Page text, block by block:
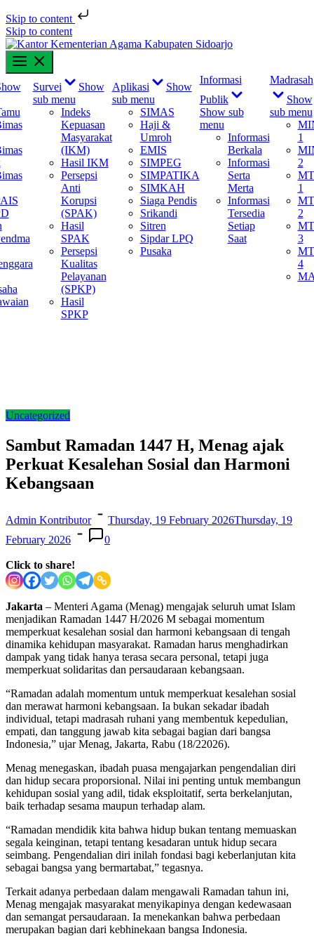
Skip to content
Skip to content
Survei
Show
sub menu
Indeks
Kepuasan
Masyarakat
(IKM)
Hasil IKM
Persepsi
Anti
Korupsi
(SPAK)
Hasil
SPAK
Persepsi
Kualitas
Pelayanan
(SPKP)
Hasil
SPKP
Aplikasi
Show
sub menu
SIMAS
Haji &
Umroh
EMIS
SIMPEG
SIMPATIKA
SIMKAH
Siaga Pendis
Srikandi
Sitren
Sipdar LPQ
Pusaka
Informasi
Publik
Show sub
menu
Informasi
Berkala
Informasi
Serta
Merta
Informasi
Tersedia
Setiap
Saat
Madrasah
Show
sub menu
1
2
1
2
3
4
Uncategorized
Sambut Ramadan 1447 H, Menag ajak
Perkuat Kesalehan Sosial dan Harmoni
Kebangsaan
Admin Kontributor Thursday, 19 February 2026Thursday, 19
February 2026
0
Click to share!
Jakarta – Menteri Agama (Menag) mengajak seluruh umat Islam
menjadikan Ramadan 1447 H/2026 M sebagai momentum
memperkuat kesalehan sosial dan harmoni kebangsaan di tengah
dinamika kehidupan masyarakat. Ramadan harus menghadirkan
dampak yang tidak hanya terasa secara personal, tetapi juga
memperkuat solidaritas dan persaudaraan kebangsaan.
“Ramadan adalah momentum untuk memperkuat kesalehan sosial
dan merawat harmoni kebangsaan. Ia bukan sekadar ibadah
individual, tetapi madrasah ruhani yang membentuk kepedulian,
empati, dan tanggung jawab kita sebagai bagian dari bangsa
Indonesia,” ujar Menag, Jakarta, Rabu (18/22026).
Menag menegaskan, ibadah puasa mengajarkan pengendalian diri
dan hidup secara proporsional. Nilai ini penting untuk membangun
kehidupan sosial yang adil, tidak eksploitatif, serta berkelanjutan,
baik terhadap sesama maupun terhadap alam.
“Ramadan mendidik kita bahwa hidup bukan tentang memuaskan
segala keinginan, tetapi tentang kesadaran untuk hidup secara
seimbang. Pengendalian diri inilah fondasi bagi keberlanjutan kita
sebagai bangsa yang bermartabat,” tegasnya.
Terkait adanya perbedaan dalam mengawali Ramadan tahun ini,
Menag mengajak masyarakat menyikapinya dengan kedewasaan
dan semangat persaudaraan. Ia menekankan bahwa perbedaan
merupakan bagian dari kebhinekaan bangsa Indonesia.